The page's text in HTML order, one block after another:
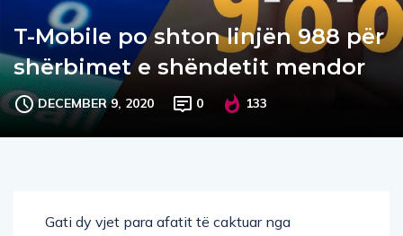
T-Mobile po shton linjën 988 për
shërbimet e shëndetit mendor
DECEMBER 9, 2020 0 133
Gati dy vjet para afatit të caktuar nga